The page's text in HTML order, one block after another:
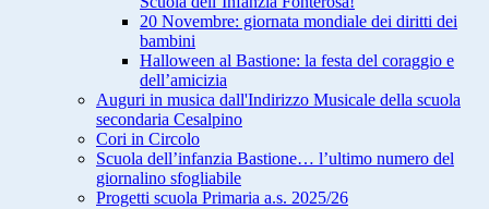
20 Novembre: giornata mondiale dei diritti dei
bambini
Halloween al Bastione: la festa del coraggio e
dell’amicizia
Auguri in musica dall'Indirizzo Musicale della scuola
secondaria Cesalpino
Cori in Circolo
Scuola dell’infanzia Bastione… l’ultimo numero del
giornalino sfogliabile
Progetti scuola Primaria a.s. 2025/26